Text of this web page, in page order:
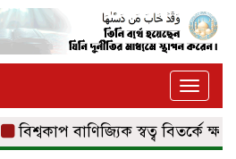
Toggle
বাণিজ্যিক স্বত্ব বিতর্কে ক্ষমা